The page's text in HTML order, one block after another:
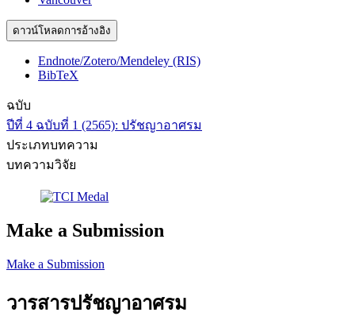
ดาวน์โหลดการอ้างอิง
Endnote/Zotero/Mendeley (RIS)
BibTeX
ฉบับ
ปีที่ 4 ฉบับที่ 1 (2565): ปรัชญาอาศรม
ประเภทบทความ
บทความวิจัย
Make a Submission
Make a Submission
วารสารปรัชญาอาศรม